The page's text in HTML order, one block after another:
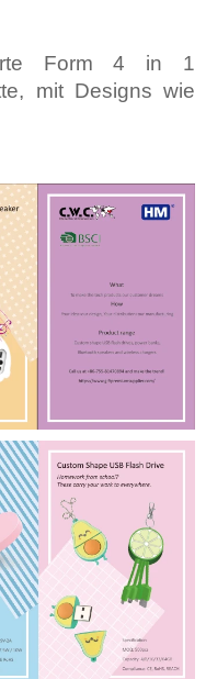
Form 4 in 1
mit Designs wie